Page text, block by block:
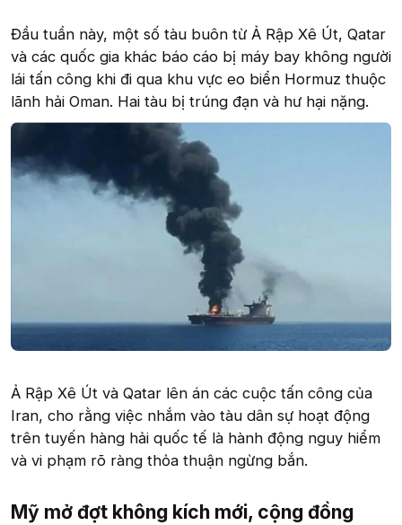
Đầu tuần này, một số tàu buôn từ Ả Rập Xê Út, Qatar
và các quốc gia khác báo cáo bị máy bay không người
lái tấn công khi đi qua khu vực eo biển Hormuz thuộc
lãnh hải Oman. Hai tàu bị trúng đạn và hư hại nặng.
Ả Rập Xê Út và Qatar lên án các cuộc tấn công của
Iran, cho rằng việc nhắm vào tàu dân sự hoạt động
trên tuyến hàng hải quốc tế là hành động nguy hiểm
và vi phạm rõ ràng thỏa thuận ngừng bắn.
Mỹ mở đợt không kích mới, cộng đồng